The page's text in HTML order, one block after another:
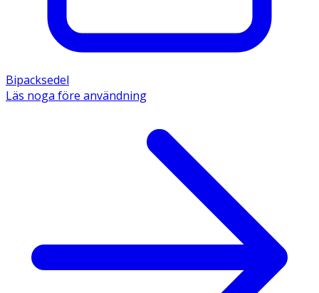
Bipacksedel
Läs noga före användning